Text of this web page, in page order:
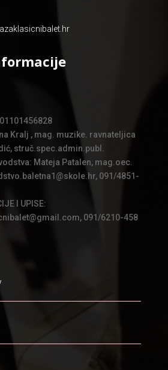
Kralj , mag. muzike. ravnateljica
struč.spec.admin.publ.
Mateja Patalen, mag.oec.
091/4851-
I UPISE:
091/6210-458